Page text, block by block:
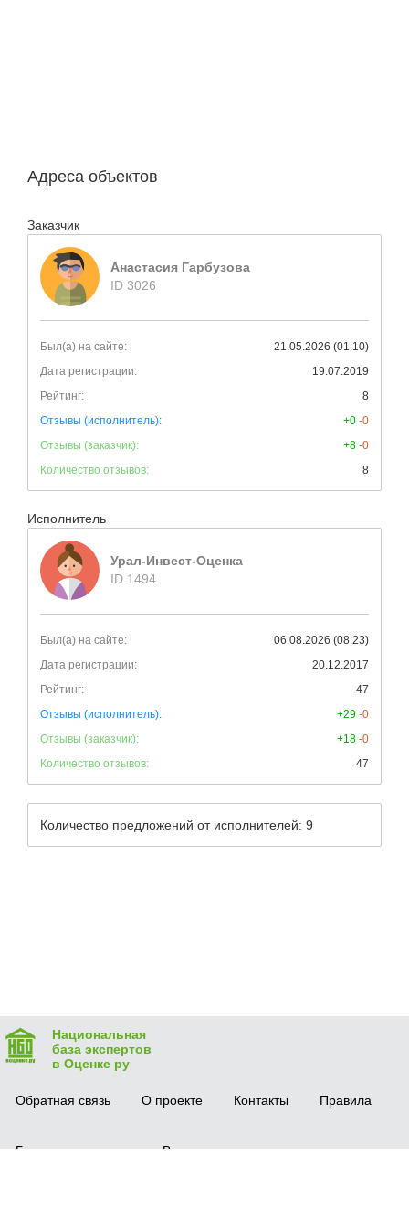
Адреса объектов
Заказчик
Анастасия Гарбузова
ID 3026
Был(а) на сайте:
21.05.2026 (01:10)
Дата регистрации:
19.07.2019
Рейтинг:
8
Отзывы (исполнитель):
+0 -0
Отзывы (заказчик):
+8 -0
Количество отзывов:
8
Исполнитель
Урал-Инвест-Оценка
ID 1494
Был(а) на сайте:
06.08.2026 (08:23)
Дата регистрации:
20.12.2017
Рейтинг:
47
Отзывы (исполнитель):
+29 -0
Отзывы (заказчик):
+18 -0
Количество отзывов:
47
Количество предложений от исполнителей: 9
Национальная
база экспертов
в Оценке ру
Обратная связь О проекте Контакты Правила
Безопасная сделка Вопрос-ответ